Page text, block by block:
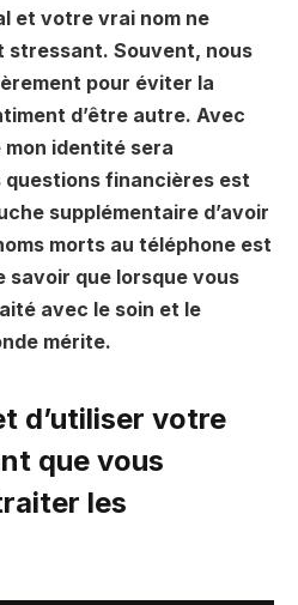
et votre vrai nom ne
stressant. Souvent, nous
pour éviter la
d’être autre. Avec
mon identité sera
financières est
supplémentaire d’avoir
morts au téléphone est
savoir que lorsque vous
avec le soin et le
mérite.
d’utiliser votre
que vous
les